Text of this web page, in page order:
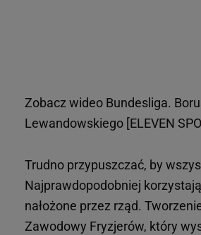
Zobacz wideo Bundesliga.
Lewandowskiego [ELEVEN
Trudno przypuszczać, by
Najprawdopodobniej
nałożone przez rząd.
Zawodowy Fryzjerów, który